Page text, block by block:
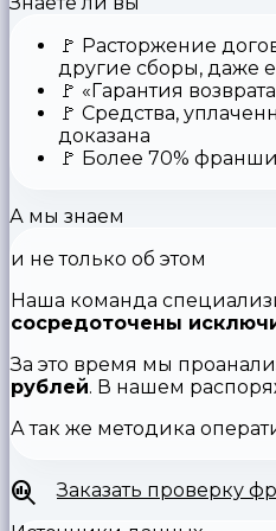
🚩 Расторжение
другие сборы, даже
🚩 «Гарантия
🚩 Средства,
доказана
🚩 Более 70%
А мы знаем
и не только об этом
Наша команда
сосредоточены
За это время мы
рублей. В нашем
А так же методика
Заказать проверку